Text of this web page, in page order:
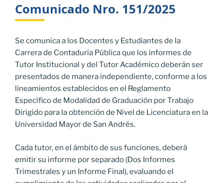
Comunicado Nro. 151/2025
Se comunica a los Docentes y Estudiantes de la
Carrera de Contaduría Pública que los informes de
Tutor Institucional y del Tutor Académico deberán ser
presentados de manera independiente, conforme a los
lineamientos establecidos en el Reglamento
Específico de Modalidad de Graduación por Trabajo
Dirigido para la obtención de Nivel de Licenciatura en la
Universidad Mayor de San Andrés.
Cada tutor, en el ámbito de sus funciones, deberá
emitir su informe por separado (Dos Informes
Trimestrales y un Informe Final), evaluando el